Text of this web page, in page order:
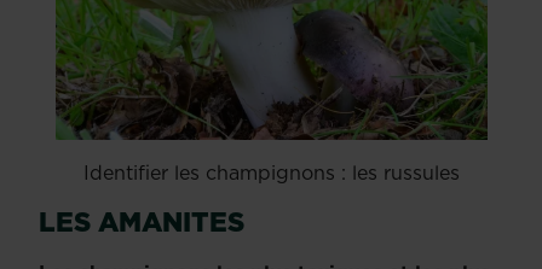
Identifier les champignons : les russules
LES AMANITES